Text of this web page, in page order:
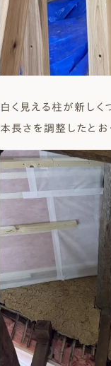
白く見える柱が新しく
本長さを調整したとお